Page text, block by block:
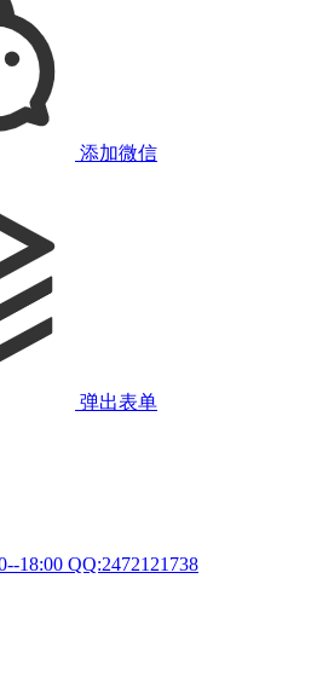
添加微信
弹出表单
18:00 QQ:2472121738